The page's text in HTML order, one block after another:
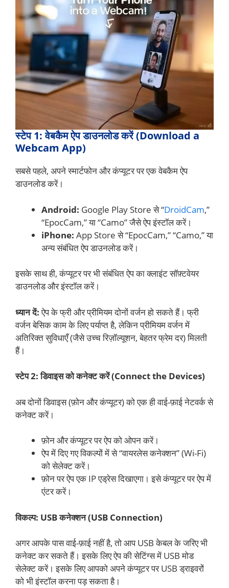
स्टेप 1: वेबकैम ऐप डाउनलोड करें (Download a
Webcam App)
सबसे पहले, अपने स्मार्टफोन और कंप्यूटर पर एक वेबकैम ऐप
डाउनलोड करें।
Android: Google Play Store से “DroidCam,”
“EpocCam,” या “Camo” जैसे ऐप इंस्टॉल करें।
iPhone: App Store से “EpocCam,” “Camo,” या
अन्य संबंधित ऐप डाउनलोड करें।
इसके साथ ही, कंप्यूटर पर भी संबंधित ऐप का क्लाइंट सॉफ़्टवेयर
डाउनलोड और इंस्टॉल करें।
ध्यान दें:ऐप के फ्री और प्रीमियम दोनों वर्जन हो सकते हैं। फ्री
वर्जन बेसिक काम के लिए पर्याप्त है, लेकिन प्रीमियम वर्जन में
अतिरिक्त सुविधाएँ (जैसे उच्च रिज़ॉल्यूशन, बेहतर फ्रेम दर) मिलती
हैं।
स्टेप 2: डिवाइस को कनेक्ट करें (Connect the Devices)
अब दोनों डिवाइस (फ़ोन और कंप्यूटर) को एक ही वाई-फ़ाई नेटवर्क से
कनेक्ट करें।
फ़ोन और कंप्यूटर पर ऐप को ओपन करें।
ऐप में दिए गए विकल्पों में से “वायरलेस कनेक्शन” (Wi-Fi)
को सेलेक्ट करें।
फ़ोन पर ऐप एक IP एड्रेस दिखाएगा। इसे कंप्यूटर पर ऐप में
एंटर करें।
विकल्प: USB कनेक्शन (USB Connection)
अगर आपके पास वाई-फ़ाई नहीं है, तो आप USB केबल के जरिए भी
कनेक्ट कर सकते हैं। इसके लिए ऐप की सेटिंग्स में USB मोड
सेलेक्ट करें। इसके लिए आपको अपने कंप्यूटर पर USB ड्राइवरों
को भी इंस्टॉल करना पड़ सकता है।